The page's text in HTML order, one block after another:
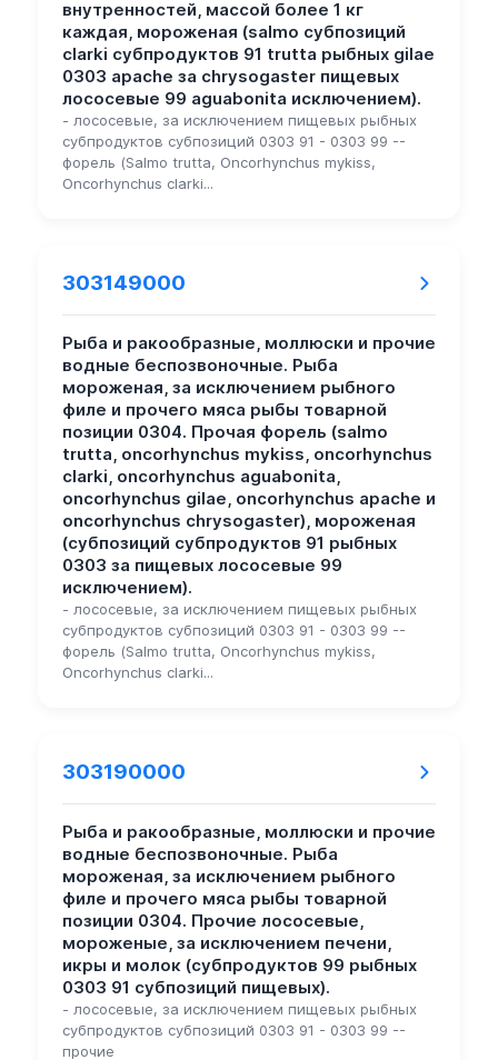
внутренностей, массой более 1 кг
каждая, мороженая (salmo субпозиций
clarki субпродуктов 91 trutta рыбных gilae
0303 apache за chrysogaster пищевых
лососевые 99 aguabonita исключением).
- лососевые, за исключением пищевых рыбных
субпродуктов субпозиций 0303 91 - 0303 99 --
форель (Salmo trutta, Oncorhynchus mykiss,
Oncorhynchus clarki...
303149000
Рыба и ракообразные, моллюски и прочие
водные беспозвоночные. Рыба
мороженая, за исключением рыбного
филе и прочего мяса рыбы товарной
позиции 0304. Прочая форель (salmo
trutta, oncorhynchus mykiss, oncorhynchus
clarki, oncorhynchus aguabonita,
oncorhynchus gilae, oncorhynchus apache и
oncorhynchus chrysogaster), мороженая
(субпозиций субпродуктов 91 рыбных
0303 за пищевых лососевые 99
исключением).
- лососевые, за исключением пищевых рыбных
субпродуктов субпозиций 0303 91 - 0303 99 --
форель (Salmo trutta, Oncorhynchus mykiss,
Oncorhynchus clarki...
303190000
Рыба и ракообразные, моллюски и прочие
водные беспозвоночные. Рыба
мороженая, за исключением рыбного
филе и прочего мяса рыбы товарной
позиции 0304. Прочие лососевые,
мороженые, за исключением печени,
икры и молок (субпродуктов 99 рыбных
0303 91 субпозиций пищевых).
- лососевые, за исключением пищевых рыбных
субпродуктов субпозиций 0303 91 - 0303 99 --
прочие